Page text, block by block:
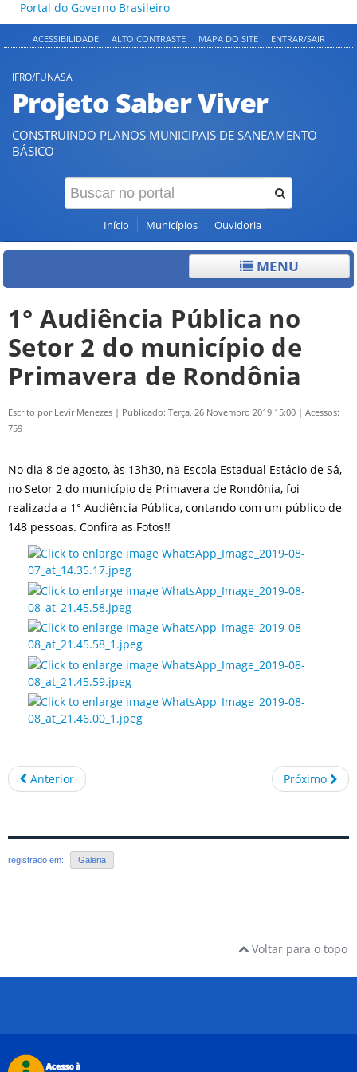
Portal do Governo Brasileiro
ACESSIBILIDADE ALTO CONTRASTE MAPA DO SITE ENTRAR/SAIR
IFRO/FUNASA
Projeto Saber Viver
CONSTRUINDO PLANOS MUNICIPAIS DE SANEAMENTO
BÁSICO
Início Municípios Ouvidoria
MENU
1° Audiência Pública no
Setor 2 do município de
Primavera de Rondônia
Escrito por Levir Menezes | Publicado: Terça, 26 Novembro 2019 15:00 | Acessos:
759
No dia 8 de agosto, às 13h30, na Escola Estadual Estácio de Sá,
no Setor 2 do município de Primavera de Rondônia, foi
realizada a 1° Audiência Pública, contando com um público de
148 pessoas. Confira as Fotos!!
Anterior Próximo
registrado em: Galeria
Voltar para o topo